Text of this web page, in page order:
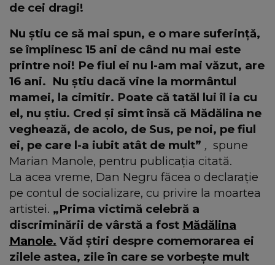
de cei dragi!
Nu știu ce să mai spun, e o mare suferință,
se împlinesc 15 ani de când nu mai este
printre noi! Pe fiul ei nu l-am mai văzut, are
16 ani. Nu știu dacă vine la mormântul
mamei, la cimitir. Poate că tatăl lui îl ia cu
el, nu știu. Cred și simt însă că Mădălina ne
veghează, de acolo, de Sus, pe noi, pe fiul
ei, pe care l-a iubit atât de mult” , spune
Marian Manole, pentru publicația citată.
La acea vreme, Dan Negru făcea o declarație
pe contul de socializare, cu privire la moartea
artistei. „Prima victimă celebră a
discriminării de vârstă a fost Mădălina
Manole. Văd știri despre comemorarea ei
zilele astea, zile în care se vorbește mult